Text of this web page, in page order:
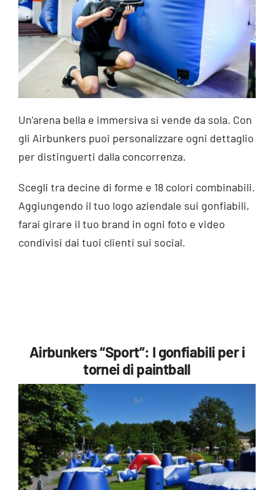
Un’arena bella e immersiva si vende da sola. Con
gli Airbunkers puoi personalizzare ogni dettaglio
per distinguerti dalla concorrenza.
Scegli tra decine di forme e 18 colori combinabili.
Aggiungendo il tuo logo aziendale sui gonfiabili,
farai girare il tuo brand in ogni foto e video
condivisi dai tuoi clienti sui social.
Airbunkers “Sport”: I gonfiabili per i
tornei di paintball